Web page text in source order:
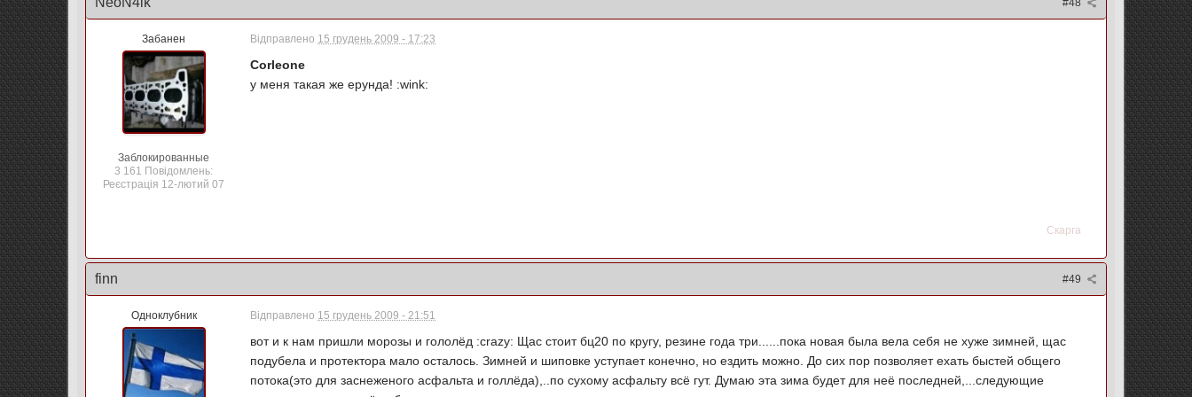
#48
Забанен
Заблокированные
3 161 Повідомлень:
Реєстрація 12-лютий 07
Відправлено 15 грудень 2009 - 17:23
Corleone
у меня такая же ерунда! :wink:
Скарга
#49
finn
Одноклубник Відправлено 15 грудень 2009 - 21:51
вот и к нам пришли морозы и гололёд :crazy: Щас стоит бц20 по кругу, резине года три......пока новая была вела себя не хуже зимней, щас
подубела и протектора мало осталось. Зимней и шиповке уступает конечно, но ездить можно. До сих пор позволяет ехать быстей общего
потока(это для заснеженого асфальта и голлёда),..по сухому асфальту всё гут. Думаю эта зима будет для неё последней,...следующие